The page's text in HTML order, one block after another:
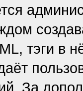
тэги в
За